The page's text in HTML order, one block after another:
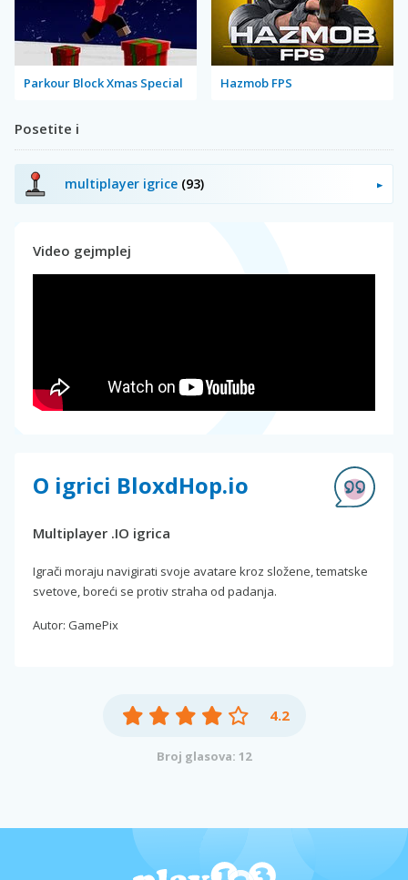
Parkour Block Xmas Special Hazmob FPS
Posetite i
multiplayer igrice (93)
Video gejmplej
O igrici BloxdHop.io
Multiplayer .IO igrica
Igrači moraju navigirati svoje avatare kroz složene, tematske
svetove, boreći se protiv straha od padanja.
Autor: GamePix
4.2
Broj glasova: 12